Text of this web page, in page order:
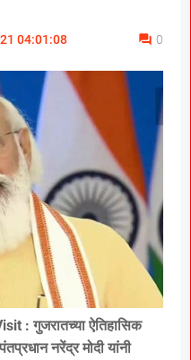
04:01:08 0
: गुजरातच्या ऐतिहासिक
नरेंद्र मोदी यांनी